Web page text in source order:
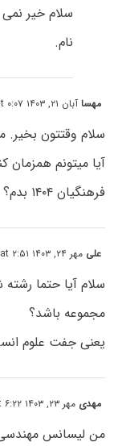
سلام خیر
نام.
مهساآبان ۲۱, ۱۴۰۳ at ۰:۰۷ ق٫ظ
سلام وقتتون بخیر.
فرهنگیان ۱۴۰۴ بدم؟
علی مهر ۲۴, ۱۴۰۳ at ۲:۵۱ ب٫ظ
سلام آیا حتما رشته
مجموعه باشد؟
یعنی جفت علوم
مهدی مهر ۲۳, ۱۴۰۳ at ۶:۲۲ ب٫ظ
من لیسانس مهندسی